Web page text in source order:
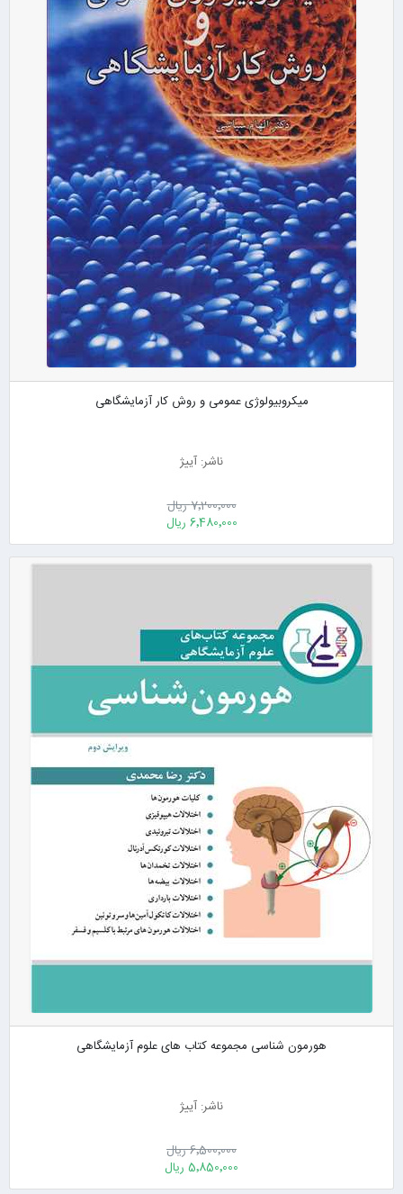
میکروبیولوژی عمومی و روش کار آزمایشگاهی
ناشر: آییژ
7٬200٬000 ریال
6٬480٬000 ریال
هورمون شناسی مجموعه کتاب های علوم آزمایشگاهی
ناشر: آییژ
6٬500٬000 ریال
5٬850٬000 ریال